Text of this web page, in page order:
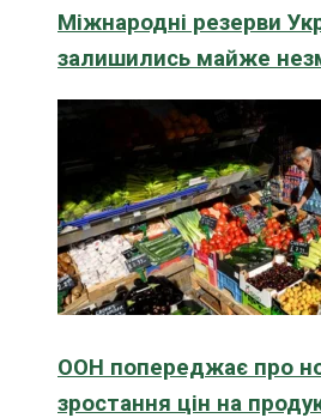
Міжнародні резерви
залишились майже
ООН попереджає про
зростання цін на